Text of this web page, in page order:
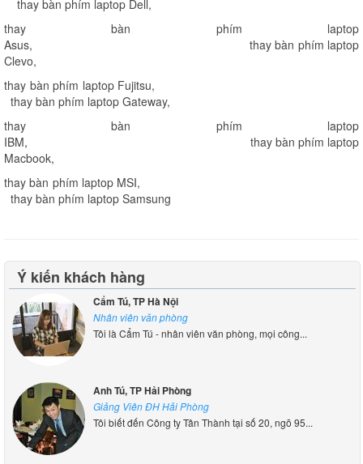
thay bàn phím laptop Dell,
thay bàn phím laptop
Asus,
thay bàn phím laptop
Clevo,
thay bàn phím laptop Fujitsu,
thay bàn phím laptop Gateway,
thay bàn phím laptop
IBM, thay bàn phím laptop
Macbook,
thay bàn phím laptop MSI,
thay bàn phím laptop Samsung
Ý kiến khách hàng
Cẩm Tú, TP Hà Nội
Nhân viên văn phòng
Tôi là Cẩm Tú - nhân viên văn phòng, mọi công...
Anh Tú, TP Hải Phòng
Giảng Viên ĐH Hải Phòng
Tôi biết đến Công ty Tân Thành tại số 20, ngõ 95...